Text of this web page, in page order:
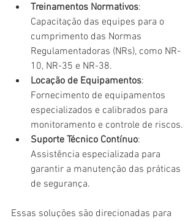
Treinamentos Normativos:
Capacitação das equipes para o
cumprimento das Normas
Regulamentadoras (NRs), como NR-
10, NR-35 e NR-38.
Locação de Equipamentos:
Fornecimento de equipamentos
especializados e calibrados para
monitoramento e controle de riscos.
Suporte Técnico Contínuo:
Assistência especializada para
garantir a manutenção das práticas
de segurança.
Essas soluções são direcionadas para